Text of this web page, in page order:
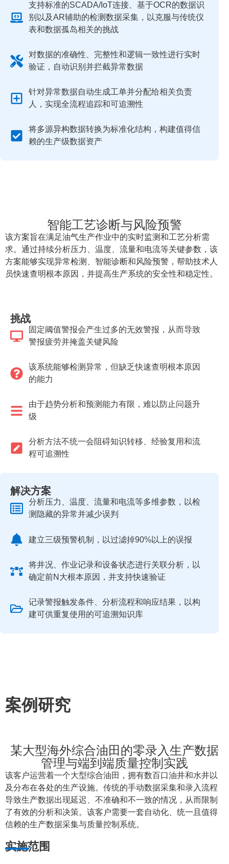
支持标准的SCADA/IoT连接、基于OCR的数据识
别以及AR辅助的检测数据采集，以克服与传统仪
表和数据孤岛相关的挑战
对数据的准确性、完整性和逻辑一致性进行实时
验证，自动识别并拦截异常数据
针对异常数据自动生成工单并分配给相关负责
人，实现全流程追踪和可追溯性
将多源异构数据转换为标准化结构，构建值得信
赖的生产级数据资产
智能工艺诊断与风险预警
该方案旨在满足油气生产作业中的实时监测和工艺分析需
求。通过持续分析压力、温度、流量和电流等关键参数，该
方案能够实现异常检测、智能诊断和风险预警，帮助技术人
员快速查明根本原因，并提高生产系统的安全性和稳定性。
挑战
固定阈值警报会产生过多的无效警报，从而导致
警报疲劳并掩盖关键风险
该系统能够检测异常，但缺乏快速查明根本原因
的能力
由于趋势分析和预测能力有限，难以防止问题升
级
分析方法不统一会阻碍知识转移、经验复用和流
程可追溯性
解决方案
分析压力、温度、流量和电流等多维参数，以检
测隐藏的异常并减少误判
建立三级预警机制，以过滤掉90%以上的误报
将井况、作业记录和设备状态进行关联分析，以
确定前N大根本原因，并支持快速验证
记录警报触发条件、分析流程和响应结果，以构
建可供重复使用的可追溯知识库
案例研究
某大型海外综合油田的零录入生产数据
管理与端到端质量控制实践
该客户运营着一个大型综合油田，拥有数百口油井和水井以
及分布在各处的生产设施。传统的手动数据采集和录入流程
导致生产数据出现延迟、不准确和不一致的情况，从而限制
了有效的分析和决策。该客户需要一套自动化、统一且值得
信赖的生产数据采集与质量控制系统。
实施范围